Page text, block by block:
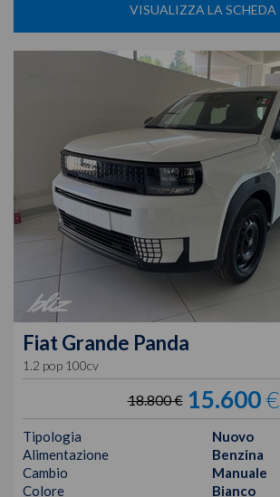
VISUALIZZA LA SCHEDA
Fiat Grande Panda
1.2 pop 100cv
18.800 € 15.600€
Tipologia
Nuovo
Alimentazione
Benzina
Cambio
Manuale
Colore
Bianco